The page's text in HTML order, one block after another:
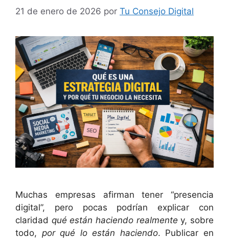
21 de enero de 2026 por Tu Consejo Digital
Muchas empresas afirman tener “presencia
digital”, pero pocas podrían explicar con
claridad qué están haciendo realmente y, sobre
todo, por qué lo están haciendo. Publicar en